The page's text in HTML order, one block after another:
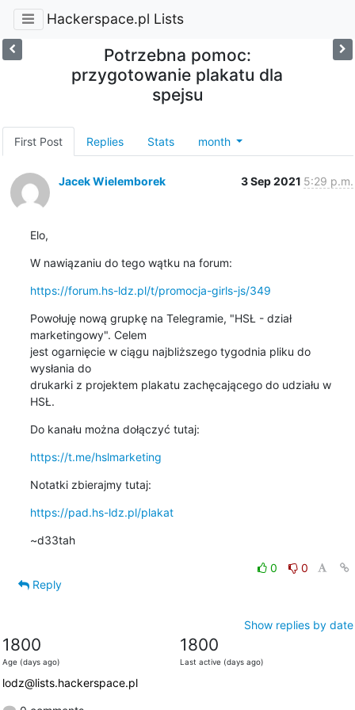
Hackerspace.pl Lists
Potrzebna pomoc:
przygotowanie plakatu dla
spejsu
First Post Replies Stats month
Jacek Wielemborek 3 Sep 2021 5:29 p.m.
Elo,
W nawiązaniu do tego wątku na forum:
https://forum.hs-ldz.pl/t/promocja-girls-js/349
Powołuję nową grupkę na Telegramie, "HSŁ - dział
marketingowy". Celem
jest ogarnięcie w ciągu najbliższego tygodnia pliku do
wysłania do
drukarki z projektem plakatu zachęcającego do udziału w
HSŁ.
Do kanału można dołączyć tutaj:
https://t.me/hslmarketing
Notatki zbierajmy tutaj:
https://pad.hs-ldz.pl/plakat
~d33tah
0
0
Reply
Show replies by date
1800
Age (days ago)
1800
Last active (days ago)
lodz@lists.hackerspace.pl